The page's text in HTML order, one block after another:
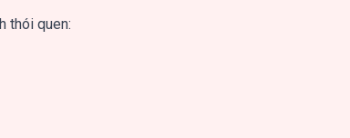
thói quen: